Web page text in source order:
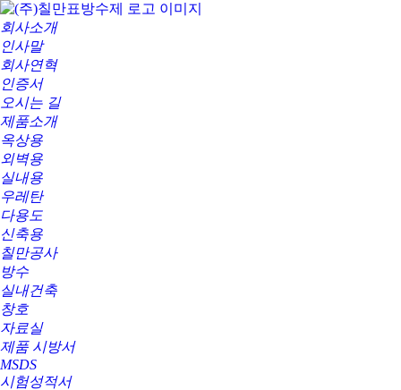
회사소개
인사말
회사연혁
인증서
오시는 길
제품소개
옥상용
외벽용
실내용
우레탄
다용도
신축용
칠만공사
방수
실내건축
창호
자료실
제품 시방서
MSDS
시험성적서